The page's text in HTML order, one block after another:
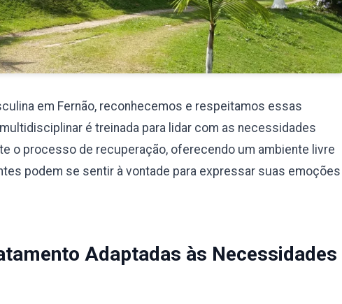
em Fernão, reconhecemos e respeitamos essas
é treinada para lidar com as necessidades
o processo de recuperação, oferecendo um ambiente livre
podem se sentir à vontade para expressar suas emoções
Adaptadas às Necessidades